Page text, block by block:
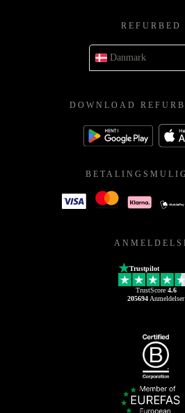
REFURBED
Danmark
DOWNLOAD
Trustpilot
TrustScore 4.6
205694 Anmeldelser